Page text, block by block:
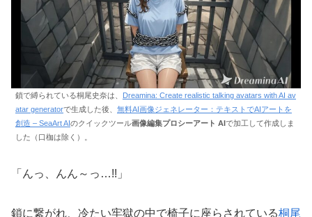
鎖で縛られている桐尾史奈は、
Dreamina: Create realistic talking avatars with AI av
atar generatorで生成した後、 無料AI画像ジェネレーター：テキストでAIアートを
創造 – SeaArt AI のクイックツール画像編集プロシーアート AI で加工して作成しま
した（口枷は除く）。
「んっ、んん～っ…!!」
鎖に繋がれ、冷たい牢獄の中で椅子に座らされている桐尾